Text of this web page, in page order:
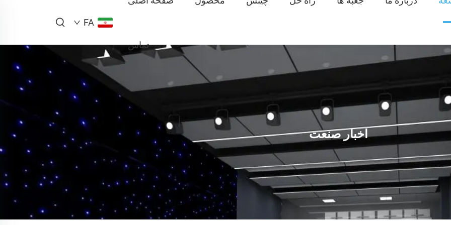
تماس
FA
اخبار صنعت